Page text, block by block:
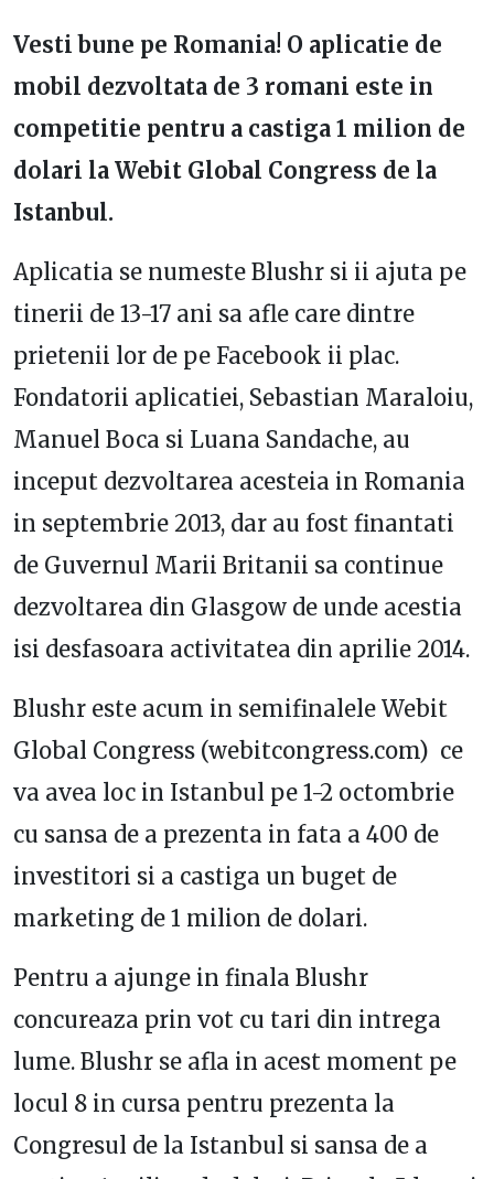
Vesti bune pe Romania! O aplicatie de
mobil dezvoltata de 3 romani este in
competitie pentru a castiga 1 milion de
dolari la Webit Global Congress de la
Istanbul.
Aplicatia se numeste Blushr si ii ajuta pe
tinerii de 13-17 ani sa afle care dintre
prietenii lor de pe Facebook ii plac.
Fondatorii aplicatiei, Sebastian Maraloiu,
Manuel Boca si Luana Sandache, au
inceput dezvoltarea acesteia in Romania
in septembrie 2013, dar au fost finantati
de Guvernul Marii Britanii sa continue
dezvoltarea din Glasgow de unde acestia
isi desfasoara activitatea din aprilie 2014.
Blushr este acum in semifinalele Webit
Global Congress (webitcongress.com) ce
va avea loc in Istanbul pe 1-2 octombrie
cu sansa de a prezenta in fata a 400 de
investitori si a castiga un buget de
marketing de 1 milion de dolari.
Pentru a ajunge in finala Blushr
concureaza prin vot cu tari din intrega
lume. Blushr se afla in acest moment pe
locul 8 in cursa pentru prezenta la
Congresul de la Istanbul si sansa de a